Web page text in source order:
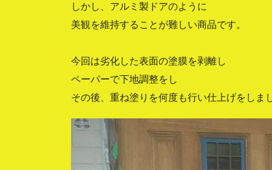
しかし、アルミ製ドアのように
美観を維持することが難しい商品です。
今回は劣化した表面の塗膜を剥離し
ペーパーで下地調整をし
その後、重ね塗りを何度も行い仕上げをしま